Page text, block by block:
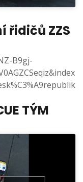
řidičů ZZS
B9gj-
TÝM